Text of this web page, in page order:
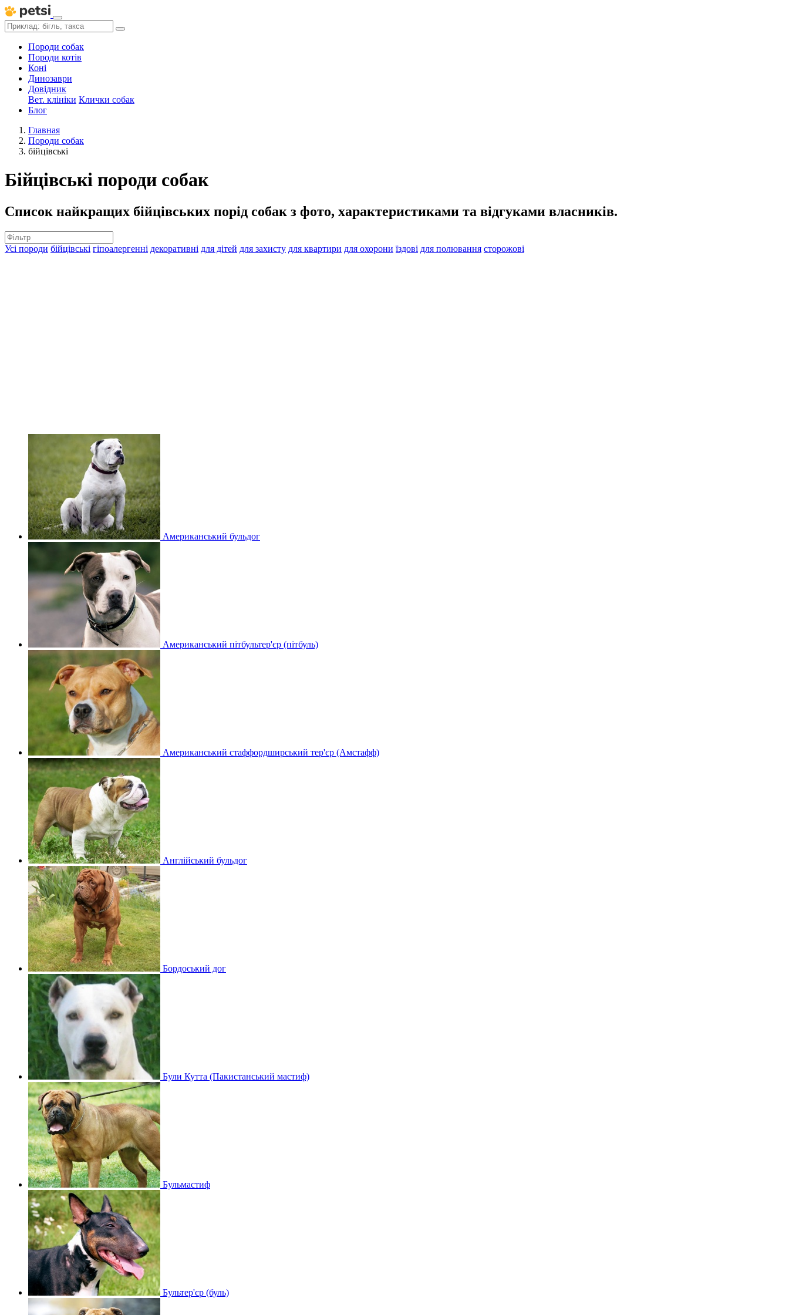
Породи собак
Породи котів
Коні
Динозаври
Довідник
Вет. клініки Клички собак
Блог
Главная
Породи собак
бійцівські
Бійцівські породи собак
Список найкращих бійцівських порід собак з фото, характеристиками та відгуками власників.
Усі породи бійцівські гіпоалергенні декоративні для дітей для захисту для квартири для охорони їздові для полювання сторожові
Американський бульдог
Американський пітбультер'єр (пітбуль)
Американський стаффордширський тер'єр (Амстафф)
Англійський бульдог
Бордоський дог
Були Кутта (Пакистанський мастиф)
Бульмастиф
Бультер'єр (буль)